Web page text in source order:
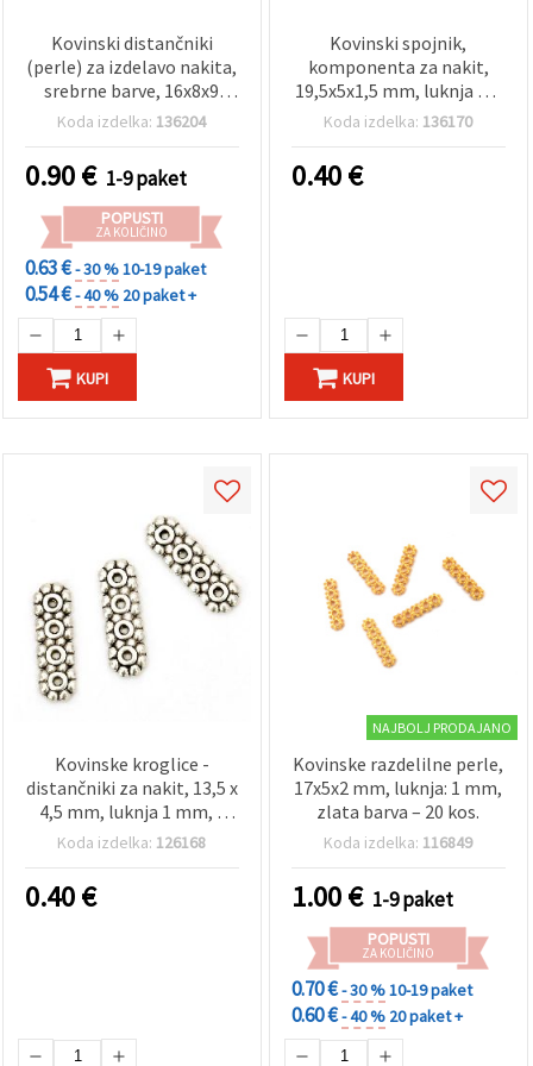
Kovinski distančniki
(perle) za izdelavo nakita,
srebrne barve, 16x8x9
mm, luknja 5 mm - 5
Koda izdelka: 136204
0.90€ 1-9 paket
POPUSTI
ZA KOLIČINO
0.63 €- 30 %10-19 paket
0.54 €- 40 % 20 paket +
KUPI
Kovinski spojnik,
komponenta za nakit,
19,5x5x1,5 mm, luknja 1,5
mm, antično srebro - 20
Koda izdelka: 136170
0.40€
KUPI
Kovinske kroglice -
distančniki za nakit, 13,5 x
4,5 mm, luknja 1 mm, v
antik srebrni barvi - 20
Koda izdelka: 126168
0.40€
NAJBOLJ PRODAJANO
Kovinske razdelilne perle,
17x5x2 mm, luknja: 1 mm,
zlata barva – 20 kos.
Koda izdelka: 116849
1.00€ 1-9 paket
POPUSTI
ZA KOLIČINO
0.70 €- 30 %10-19 paket
0.60 €- 40 % 20 paket +